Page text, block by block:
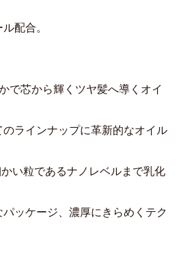
配合。
で芯から輝くツヤ髪へ導くオイ
ラインナップに革新的なオイル
い粒であるナノレベルまで乳化
ッケージ、濃厚にきらめくテク